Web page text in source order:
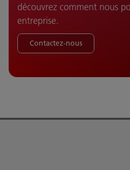
découvrez comment nous
entreprise.
Contactez-nous